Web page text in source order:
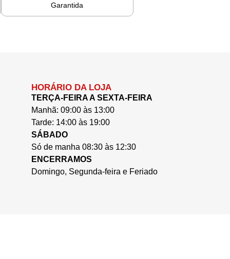
Garantida
HORÁRIO DA LOJA
TERÇA-FEIRA A SEXTA-FEIRA
Manhã: 09:00 às 13:00
Tarde: 14:00 às 19:00
SÁBADO
Só de manha 08:30 às 12:30
ENCERRAMOS
Domingo, Segunda-feira e Feriado